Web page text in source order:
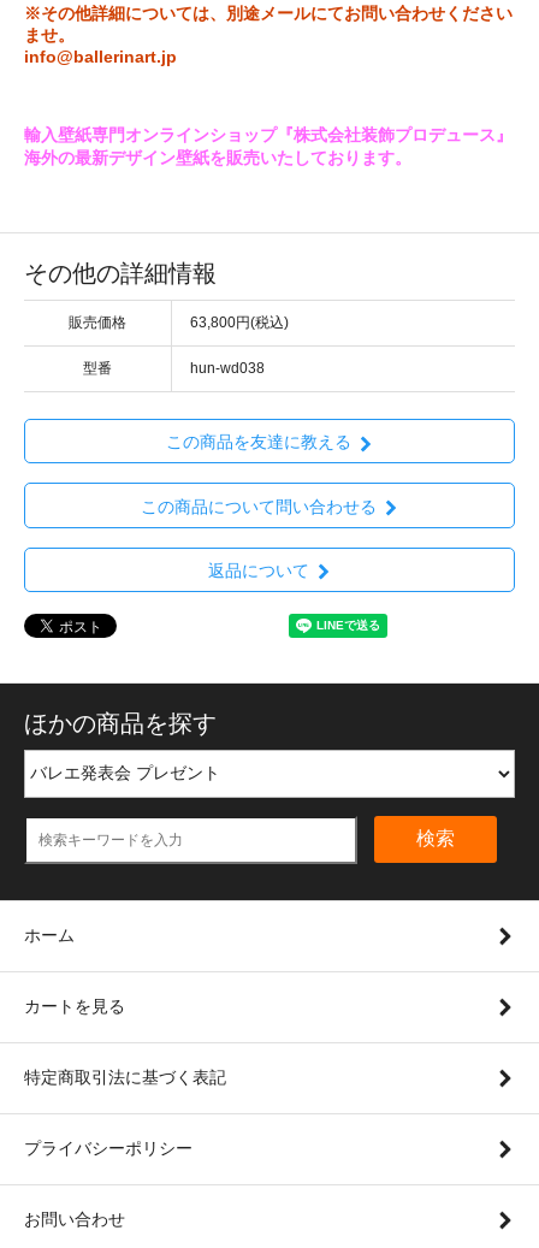
※その他詳細については、別途メールにてお問い合わせください
ませ。
info@ballerinart.jp
輸入壁紙専門オンラインショップ『株式会社装飾プロデュース』
海外の最新デザイン壁紙を販売いたしております。
その他の詳細情報
販売価格 63,800円(税込)
型番 hun-wd038
この商品を友達に教える
この商品について問い合わせる
返品について
ほかの商品を探す
検索
ホーム
カートを見る
特定商取引法に基づく表記
プライバシーポリシー
お問い合わせ